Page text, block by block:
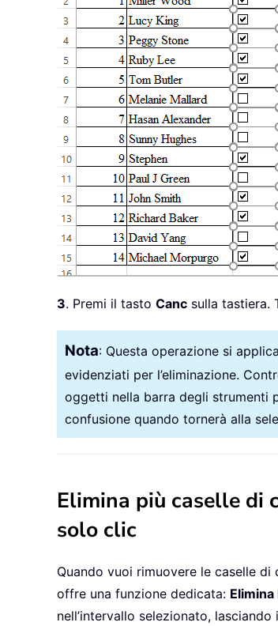
3. Premi il tasto Canc sulla tastiera.
Nota: Questa operazione si
evidenziati per l’eliminazione.
oggetti nella barra degli strumenti
confusione quando tornerà alla
Elimina più caselle di
solo clic
Quando vuoi rimuovere le caselle
offre una funzione dedicata:
nell’intervallo selezionato,